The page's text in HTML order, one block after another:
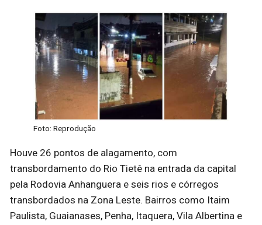
Foto: Reprodução
Houve 26 pontos de alagamento, com
transbordamento do Rio Tietê na entrada da capital
pela Rodovia Anhanguera e seis rios e córregos
transbordados na Zona Leste. Bairros como Itaim
Paulista, Guaianases, Penha, Itaquera, Vila Albertina e